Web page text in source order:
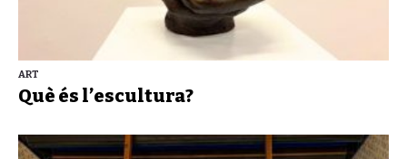
ART
Què és l’escultura?